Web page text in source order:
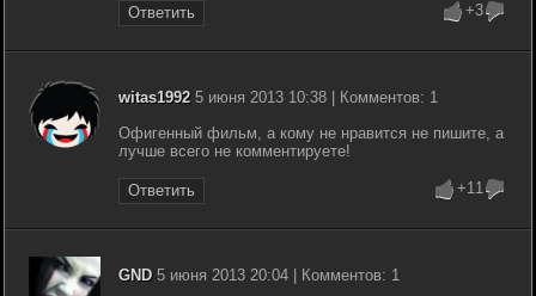
Ответить +3
witas1992 5 июня 2013 10:38 | Комментов: 1
Офигенный фильм, а кому не нравится не пишите, а
лучше всего не комментируете!
Ответить +11
GND5 июня 2013 20:04 | Комментов: 1